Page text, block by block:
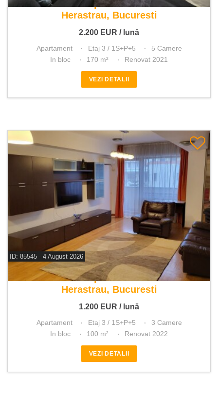
De inchiriat apartament 5 camere
Herastrau, Bucuresti
2.200 EUR / lună
Apartament Etaj 3 / 1S+P+5
5 Camere
In bloc
170 m² Renovat 2021
VEZI DETALII
ID: 85545 - 4 August 2026
De inchiriat apartament 3 camere
Herastrau, Bucuresti
1.200 EUR / lună
Apartament Etaj 3 / 1S+P+5
3 Camere
In bloc
100 m² Renovat 2022
VEZI DETALII